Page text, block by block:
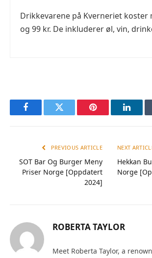
Drikkevarene på Kverneriet koster
og 99 kr. De inkluderer øl, vin,
FacebookTwitter Pinterest
PREVIOUS ARTICLE
SOT Bar Og Burger Meny
Priser Norge [Oppdatert
2024]
NEXT
Hekkan
Norge
ROBERTA TAYLOR
Meet Roberta Taylor, a